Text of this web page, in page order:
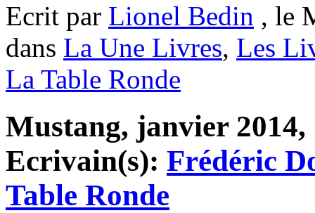
Ecrit par Lionel Bedin , le
dans La Une Livres, Les
La Table Ronde
Mustang, janvier 2014,
Ecrivain(s): Frédéric
Table Ronde